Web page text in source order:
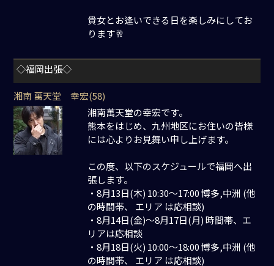
貴女とお逢いできる日を楽しみにしてお
ります🥂
◇福岡出張◇
湘南 萬天堂 幸宏(58)
湘南萬天堂の幸宏です。
熊本をはじめ、九州地区にお住いの皆様
には心よりお見舞い申し上げます。
この度、以下のスケジュールで福岡へ出
張します。
・8月13日(木) 10:30～17:00 博多,中洲 (他
の時間帯、 エリア は応相談)
・8月14日(金)～8月17日(月) 時間帯、エ
リアは応相談
・8月18日(火) 10:00～18:00 博多,中洲 (他
の時間帯、 エリア は応相談)